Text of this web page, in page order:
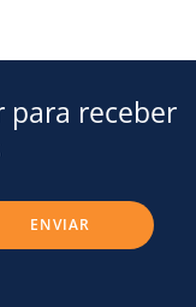
para receber
ENVIAR